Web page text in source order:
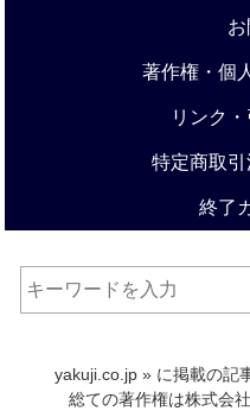
著作権・個
リンク
特定商取
終了
yakuji.co.jp » に掲載の記
総ての著作権は株式会